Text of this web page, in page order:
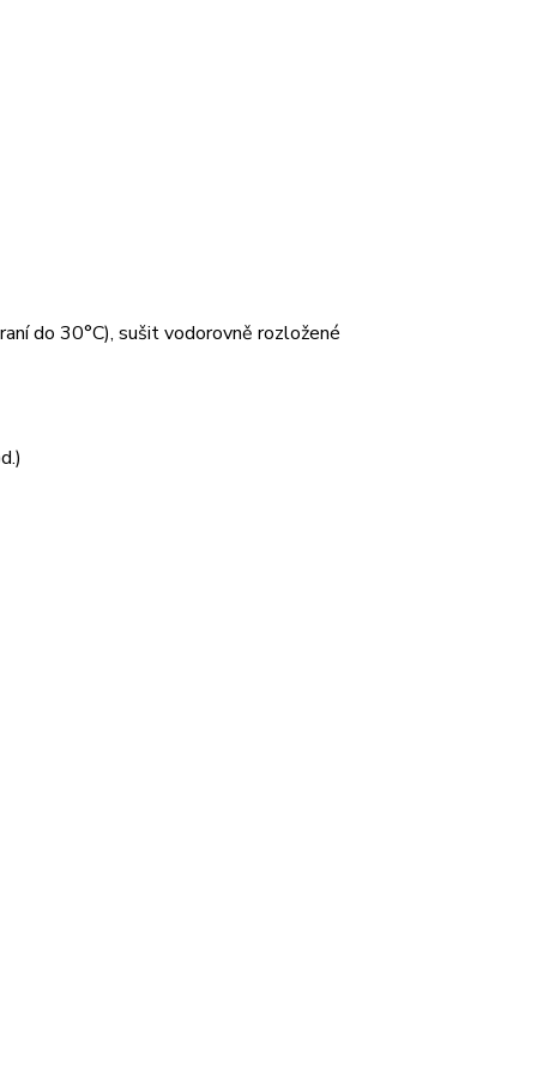
do 30°C), sušit vodorovně rozložené